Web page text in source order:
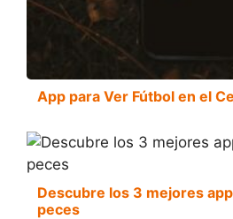
App para Ver Fútbol en el
Descubre los 3 mejores
peces